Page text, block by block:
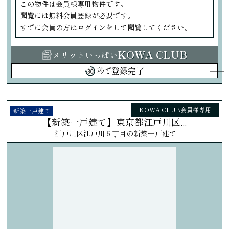
この物件は会員様専用物件です。
閲覧には無料会員登録が必要です。
すでに会員の方はログインをして閲覧してください。
メリットいっぱいKOWA CLUB
秒で登録完了
新築一戸建て
【新築一戸建て】東京都江戸川区...
江戸川区江戸川６丁目の新築一戸建て
KOWA CLUB会員様専用